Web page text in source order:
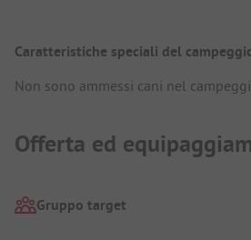
Caratteristiche speciali del
Non sono ammessi cani nel
Offerta ed
Gruppo target